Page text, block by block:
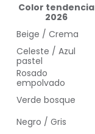
Color tendencia
2026
Beige / Crema
Celeste / Azul
pastel
Rosado
empolvado
Verde bosque
Negro / Gris